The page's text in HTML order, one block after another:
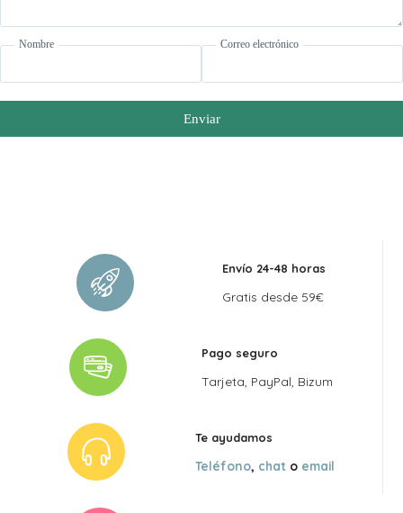
Nombre Correo electrónico
Enviar
Envío 24-48 horas
Gratis desde 59€
Pago seguro
Tarjeta, PayPal, Bizum
Te ayudamos
Teléfono, chat o email